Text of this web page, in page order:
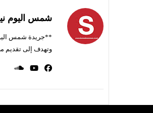
شمس اليوم نيوز
**جريدة شمس اليوم
وتهدف إلى تقديم